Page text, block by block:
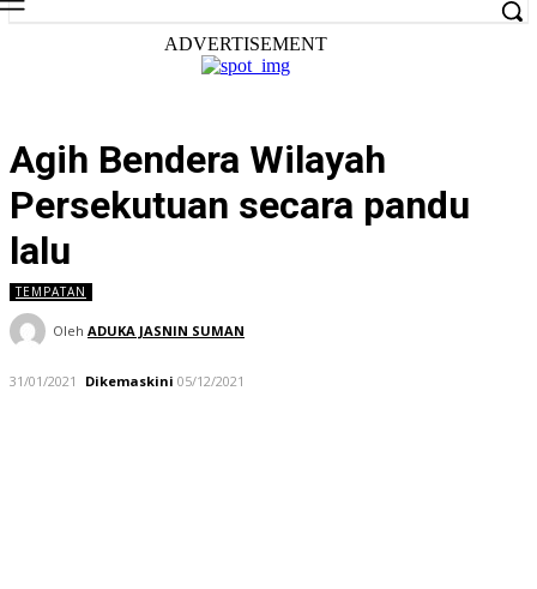
ADVERTISEMENT
Agih Bendera Wilayah
Persekutuan secara pandu
lalu
TEMPATAN
Oleh ADUKA JASNIN SUMAN
31/01/2021 Dikemaskini 05/12/2021